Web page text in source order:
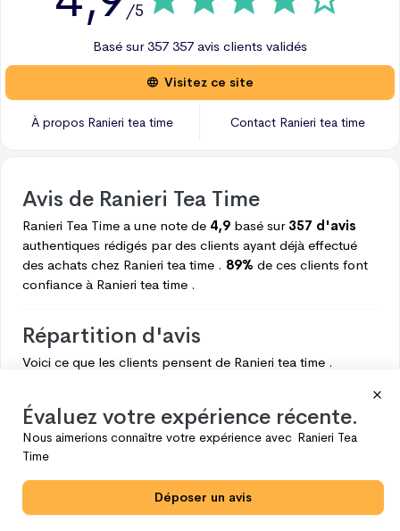
/5
Basé sur357 357 avis clients validés
Visitez ce site
À propos Ranieri tea time Contact Ranieri tea time
Avis de Ranieri Tea Time
Ranieri Tea Time a une note de 4,9 basé sur 357 d'avis
authentiques rédigés par des clients ayant déjà effectué
des achats chez Ranieri tea time . 89% de ces clients font
confiance à Ranieri tea time .
Répartition d'avis
Voici ce que les clients pensent de Ranieri tea time .
319
4
3
2 2
Évaluez votre expérience récente.
Nous aimerions connaître votre expérience avec Ranieri Tea
Time
Déposer un avis